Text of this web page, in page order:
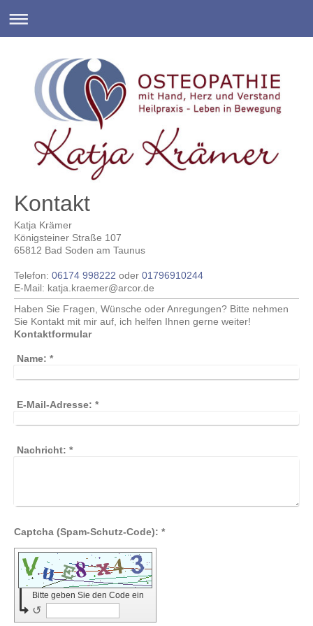
Kontakt
Katja Krämer
Königsteiner Straße 107
65812 Bad Soden am Taunus
Telefon: 06174 998222 oder 01796910244
E-Mail: katja.kraemer@arcor.de
Haben Sie Fragen, Wünsche oder Anregungen? Bitte nehmen
Sie Kontakt mit mir auf, ich helfen Ihnen gerne weiter!
Kontaktformular
Name: *
E-Mail-Adresse: *
Nachricht: *
Captcha (Spam-Schutz-Code): *
Bitte geben Sie den Code ein
↺